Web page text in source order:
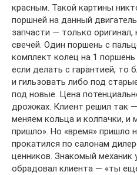
красным. Такой картины
поршней на данный
запчасти — только
свечей. Один поршень с
комплект колец на 1
если делать с гарантией, то
и гильзовать либо под
под новые. Цена
дрожжах. Клиент решил так
меняем кольца и колпачки,
пришло». Но «время» пришло
прокатился по салонам
ценников. Знакомый механик
обрадовал клиента — «ты